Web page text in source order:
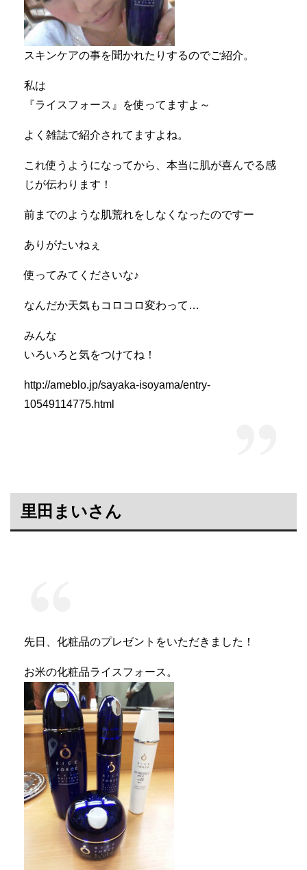
スキンケアの事を聞かれたりするのでご紹介。
私は
『ライスフォース』を使ってますよ～
よく雑誌で紹介されてますよね。
これ使うようになってから、本当に肌が喜んでる感
じが伝わります！
前までのような肌荒れをしなくなったのですー
ありがたいねぇ
使ってみてくださいな♪
なんだか天気もコロコロ変わって…
みんな
いろいろと気をつけてね！
http://ameblo.jp/sayaka-isoyama/entry-
10549114775.html
里田まいさん
先日、化粧品のプレゼントをいただきました！
お米の化粧品ライスフォース。